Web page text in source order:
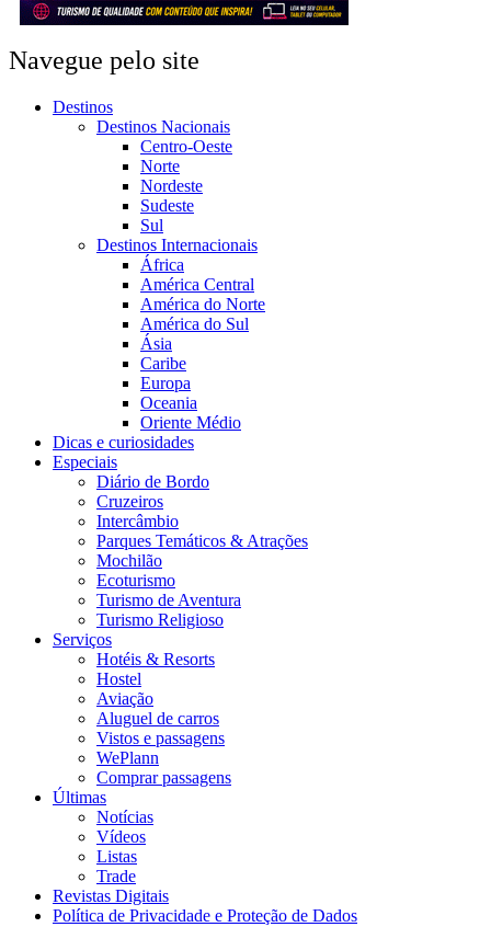
Navegue pelo site
Destinos
Destinos Nacionais
Centro-Oeste
Norte
Nordeste
Sudeste
Sul
Destinos Internacionais
África
América Central
América do Norte
América do Sul
Ásia
Caribe
Europa
Oceania
Oriente Médio
Dicas e curiosidades
Especiais
Diário de Bordo
Cruzeiros
Intercâmbio
Parques Temáticos & Atrações
Mochilão
Ecoturismo
Turismo de Aventura
Turismo Religioso
Serviços
Hotéis & Resorts
Hostel
Aviação
Aluguel de carros
Vistos e passagens
WePlann
Comprar passagens
Últimas
Notícias
Vídeos
Listas
Trade
Revistas Digitais
Política de Privacidade e Proteção de Dados